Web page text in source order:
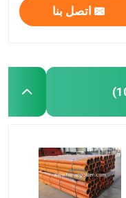
اتصل بنا